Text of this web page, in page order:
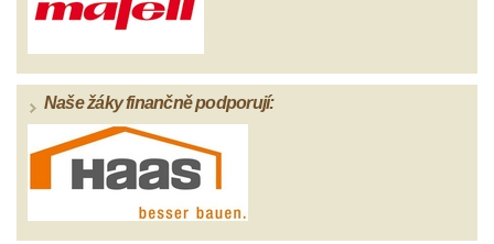
Naše žáky finančně podporují: